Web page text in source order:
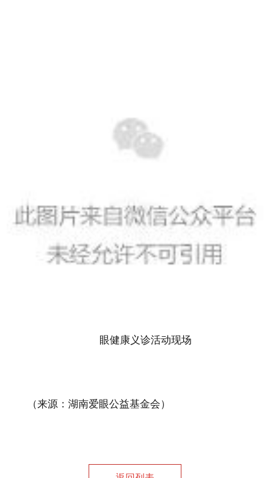
眼健康义诊活动现场
（来源：湖南爱眼公益基金会）